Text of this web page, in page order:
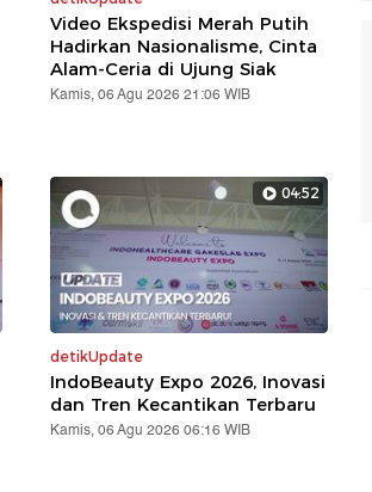
Video Ekspedisi Merah Putih
Hadirkan Nasionalisme, Cinta
Alam-Ceria di Ujung Siak
Kamis, 06 Agu 2026 21:06 WIB
04:52
detikUpdate
IndoBeauty Expo 2026, Inovasi
dan Tren Kecantikan Terbaru
Kamis, 06 Agu 2026 06:16 WIB